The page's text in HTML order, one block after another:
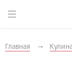
Главная